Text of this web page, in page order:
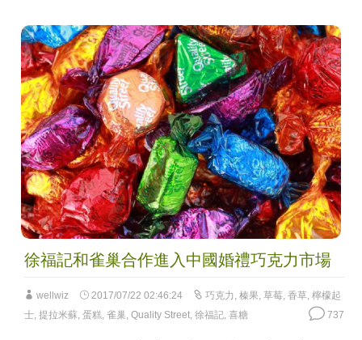
徐福記和雀巢合作進入中國婚禮巧克力市場
wellwiz 2017/07/22 02:46:24 巧克力 榛果, 草莓, 香草, 檸檬起
士, 提拉米蘇, 蛋糕 雀巢 Quality Street, 徐福記, 喜糖 737